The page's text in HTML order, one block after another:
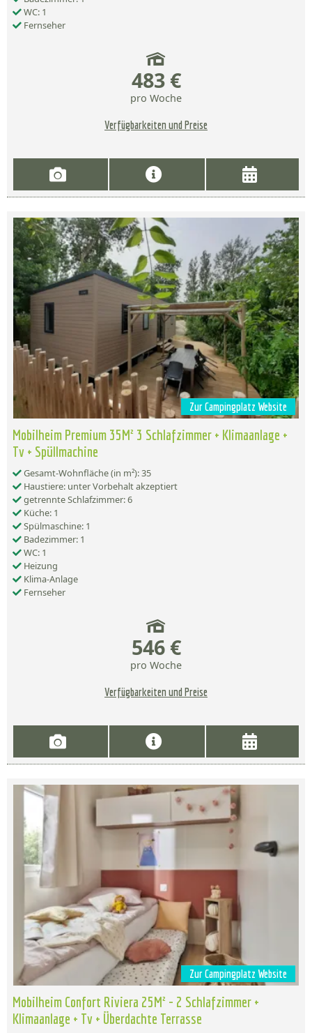
WC: 1
Fernseher
483 €
pro Woche
Verfügbarkeiten und Preise
Zur Campingplatz Website
Mobilheim Premium 35M² 3 Schlafzimmer + Klimaanlage +
Tv + Spüllmachine
Gesamt-Wohnfläche (in m²): 35
Haustiere: unter Vorbehalt akzeptiert
getrennte Schlafzimmer: 6
Küche: 1
Spülmaschine: 1
Badezimmer: 1
WC: 1
Heizung
Klima-Anlage
Fernseher
546 €
pro Woche
Verfügbarkeiten und Preise
Zur Campingplatz Website
Mobilheim Confort Riviera 25M² - 2 Schlafzimmer +
Klimaanlage + Tv + Überdachte Terrasse